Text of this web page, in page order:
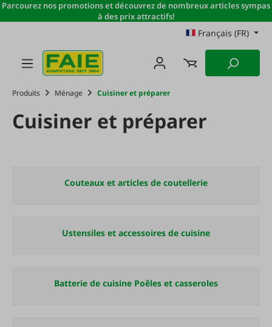
Passer au contenu principal
Parcourez nos promotions et découvrez de nombreux articles sympas
à des prix attractifs!
Français (FR)
Produits Ménage Cuisiner et préparer
Cuisiner et préparer
Couteaux et articles de coutellerie
Ustensiles et accessoires de cuisine
Batterie de cuisine Poêles et casseroles